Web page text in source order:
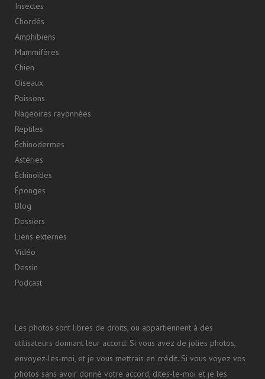
Insectes
Chordés
Amphibiens
Mammifères
Chien
Oiseaux
Poissons
Nageoires rayonnées
Reptiles
Échinodermes
Astéries
Échinoïdes
Éponges
Blog
Dossiers
Liens externes
Vidéo
Dessin
Podcast
Les photos sont libres de droits, ou appartiennent à des
utilisateurs donnant leur accord. Si vous avez de jolies photos,
envoyez-les-moi, et je vous mettrais en crédit. Si vous voyez vos
photos sans avoir donné votre accord, dites-le-moi et je les